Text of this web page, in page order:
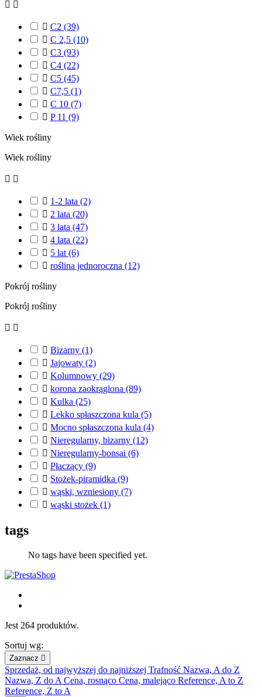
 
 C2 (39)
 C 2,5 (10)
 C3 (93)
 C4 (22)
 C5 (45)
 C7,5 (1)
 C 10 (7)
 P 11 (9)
Wiek rośliny
Wiek rośliny
 
 1-2 lata (2)
 2 lata (20)
 3 lata (47)
 4 lata (22)
 5 lat (6)
 roślina jednoroczna (12)
Pokrój rośliny
Pokrój rośliny
 
 Bizarny (1)
 Jajowaty (2)
 Kolumnowy (29)
 korona zaokrąglona (89)
 Kulka (25)
 Lekko spłaszczona kula (5)
 Mocno spłaszczona kula (4)
 Nieregularny, bizarny (12)
 Nieregularny-bonsai (6)
 Płaczący (9)
 Stożek-piramidka (9)
 wąski, wzniesiony (7)
 wąski stożek (1)
tags
No tags have been specified yet.
Jest 264 produktów.
Sortuj wg:
Zaznacz 
Sprzedaż, od najwyższej do najniższej Trafność Nazwa, A do Z
Nazwa, Z do A Cena, rosnąco Cena, malejąco Reference, A to Z
Reference, Z to A